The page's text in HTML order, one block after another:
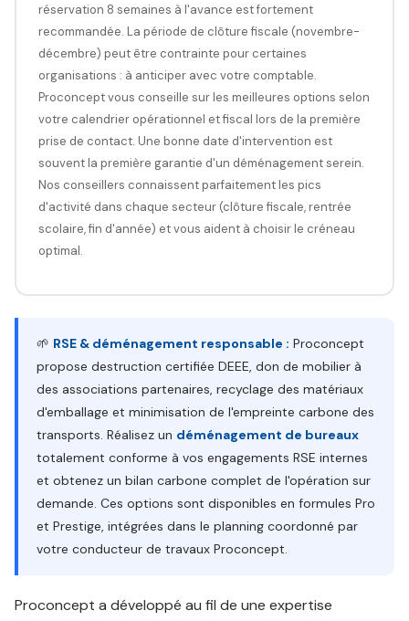
réservation 8 semaines à l'avance est fortement
recommandée. La période de clôture fiscale (novembre-
décembre) peut être contrainte pour certaines
organisations : à anticiper avec votre comptable.
Proconcept vous conseille sur les meilleures options selon
votre calendrier opérationnel et fiscal lors de la première
prise de contact. Une bonne date d'intervention est
souvent la première garantie d'un déménagement serein.
Nos conseillers connaissent parfaitement les pics
d'activité dans chaque secteur (clôture fiscale, rentrée
scolaire, fin d'année) et vous aident à choisir le créneau
optimal.
🌱 RSE & déménagement responsable : Proconcept
propose destruction certifiée DEEE, don de mobilier à
des associations partenaires, recyclage des matériaux
d'emballage et minimisation de l'empreinte carbone des
transports. Réalisez un déménagement de bureaux
totalement conforme à vos engagements RSE internes
et obtenez un bilan carbone complet de l'opération sur
demande. Ces options sont disponibles en formules Pro
et Prestige, intégrées dans le planning coordonné par
votre conducteur de travaux Proconcept.
Proconcept a développé au fil de une expertise